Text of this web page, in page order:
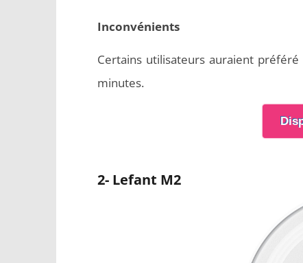
Inconvénients
Certains utilisateurs auraient
minutes.
2- Lefant M2